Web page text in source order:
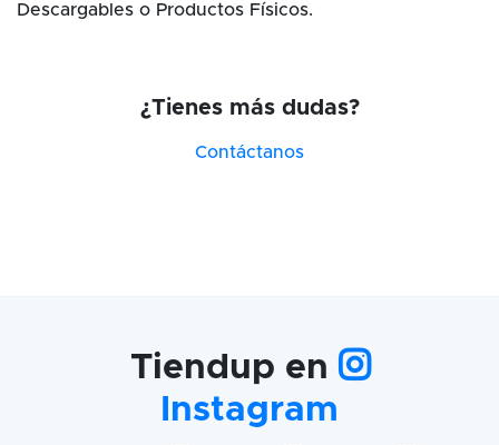
Descargables o Productos Físicos.
¿Tienes más dudas?
Contáctanos
Tiendup en
Instagram